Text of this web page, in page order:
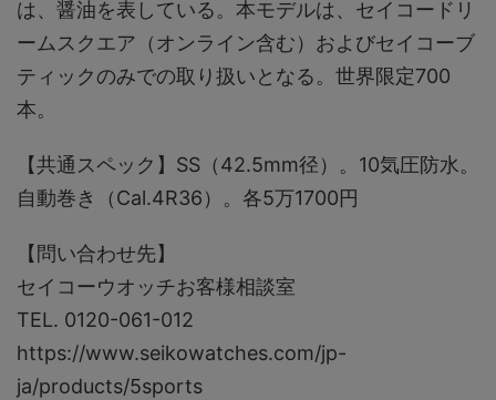
は、醤油を表している。本モデルは、セイコードリ
ームスクエア（オンライン含む）およびセイコーブ
ティックのみでの取り扱いとなる。世界限定700
本。
【共通スペック】SS（42.5mm径）。10気圧防水。
自動巻き（Cal.4R36）。各5万1700円
【問い合わせ先】
セイコーウオッチお客様相談室
TEL. 0120-061-012
https://www.seikowatches.com/jp-
ja/products/5sports